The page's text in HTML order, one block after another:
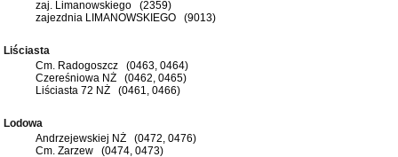
zaj. Limanowskiego (2359)
zajezdnia LIMANOWSKIEGO (9013)
Liściasta
Cm. Radogoszcz (0463, 0464)
Czereśniowa NŻ (0462, 0465)
Liściasta 72 NŻ (0461, 0466)
Lodowa
Andrzejewskiej NŻ (0472, 0476)
Cm. Zarzew (0474, 0473)